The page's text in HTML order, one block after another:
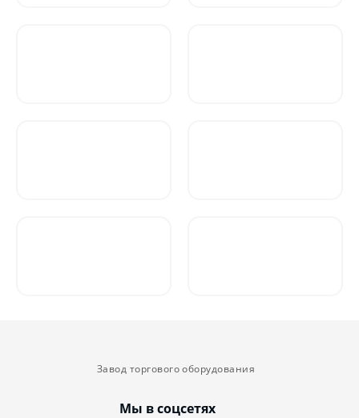
Завод торгового оборудования
Мы в соцсетях